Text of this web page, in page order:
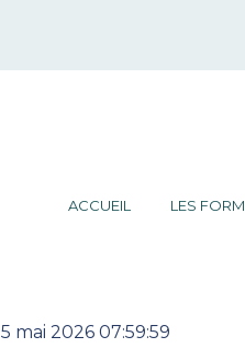
ACCUEIL LES
5 mai 2026 07:59:59